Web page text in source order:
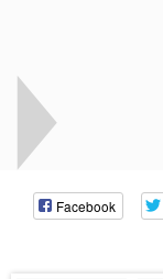
Facebook